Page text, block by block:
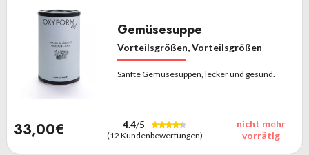
Gemüsesuppe
Vorteilsgrößen, Vorteilsgrößen
Sanfte Gemüsesuppen, lecker und gesund.
33,00€ 4.4/5
(12 Kundenbewertungen)
nicht mehr
vorrätig